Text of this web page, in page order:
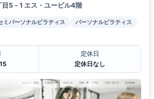
5－1 エス・ユービル4階
ミパーソナルピラティス
パーソナルピラティス
定休日
定休日なし